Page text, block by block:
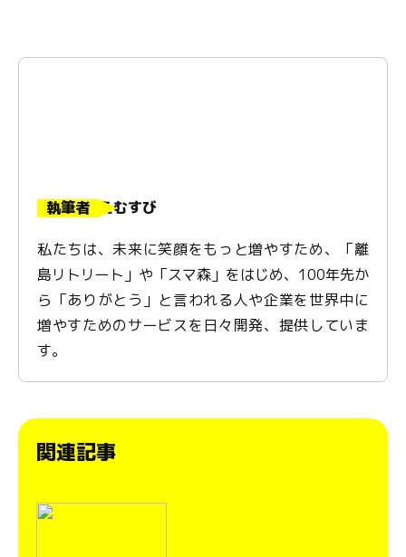
執筆者 えむすび
私たちは、未来に笑顔をもっと増やすため、「離
島リトリート」や「スマ森」をはじめ、100年先か
ら「ありがとう」と言われる人や企業を世界中に
増やすためのサービスを日々開発、提供していま
す。
関連記事